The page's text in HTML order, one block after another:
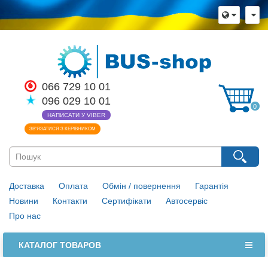
066 729 10 01
096 029 10 01
НАПИСАТИ У VIBER
ЗВ’ЯЗАТИСЯ З КЕРІВНИКОМ
0
Доставка Оплата Обмін / повернення
Гарантія
Новини
Контакти Сертифікати
Автосервіс
Про нас
КАТАЛОГ ТОВАРОВ